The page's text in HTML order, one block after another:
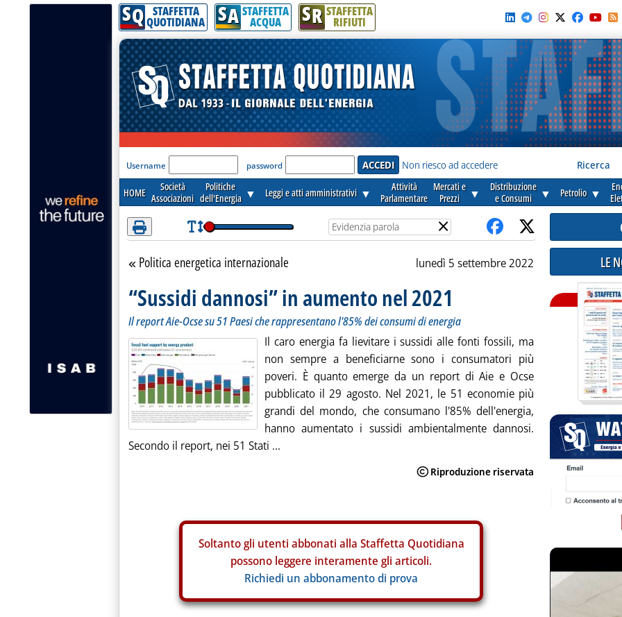
Attenzione! Esegui l'accesso per lèggere interamente la notizia.
SQ STAFFETTA
QUOTIDIANA SA STAFFETTA
ACQUA SR STAFFETTA
RIFIUTI
'Modulo Login per accedere'
Username password Non riesco ad accedere Ricerca
HOME
Società
Associazioni
Politiche
dell'Energia ▼ Leggi e atti amministrativi ▼
Attività
Parlamentare
Mercati e
Prezzi
▼
Distribuzione
e Consumi
▼ Petrolio ▼
×
Torna alla sezione
Politica energetica internazionale lunedì 5 settembre 2022
“Sussidi dannosi” in aumento nel 2021
Il report Aie-Ocse su 51 Paesi che rappresentano l'85% dei consumi di energia
Il caro energia fa lievitare i sussidi alle fonti fossili, ma
non sempre a beneficiarne sono i consumatori più
poveri. È quanto emerge da un report di Aie e Ocse
pubblicato il 29 agosto. Nel 2021, le 51 economie più
grandi del mondo, che consumano l'85% dell'energia,
hanno aumentato i sussidi ambientalmente dannosi.
Secondo il report, nei 51 Stati ...
Soltanto gli utenti abbonati alla Staffetta Quotidiana
possono leggere interamente gli articoli.
Richiedi un abbonamento di prova
LE